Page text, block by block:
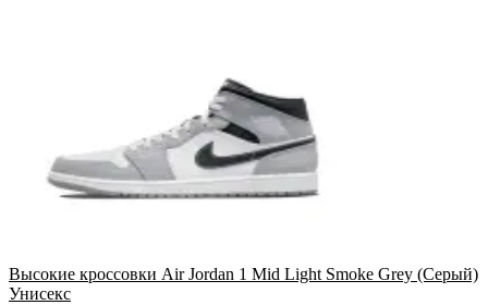
Высокие кроссовки Air Jordan 1 Mid Light Smoke Grey (Серый)
Унисекс